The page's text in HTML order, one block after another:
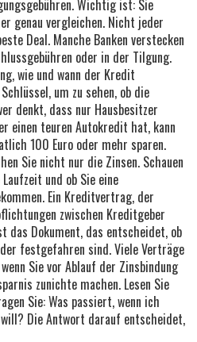
Wichtig ist: Sie
genau vergleichen. Nicht jeder
Deal. Manche Banken verstecken
oder in der Tilgung.
wie und wann der Kredit
um zu sehen, ob die
denkt, dass nur Hausbesitzer
einen teuren Autokredit hat, kann
100 Euro oder mehr sparen.
Sie nicht nur die Zinsen. Schauen
und ob Sie eine
Ein Kreditvertrag, der
zwischen Kreditgeber
das Dokument, das entscheidet, ob
festgefahren sind.Viele Verträge
Sie vor Ablauf der Zinsbindung
zunichte machen. Lesen Sie
Sie: Was passiert, wenn ich
Die Antwort darauf entscheidet,